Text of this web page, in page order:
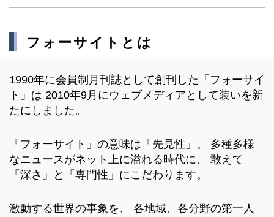
フォーサイトとは
1990年に会員制月刊誌として創刊した「フォーサイ
ト」は 2010年9月にウェブメディアとして装いを新
たにしました。
「フォーサイト」の意味は「先見性」。 多種多様
なニュースがネット上に溢れる時代に、 敢えて
「深さ」と「専門性」にこだわります。
激動する世界の事象を、 各地域、各分野の第一人